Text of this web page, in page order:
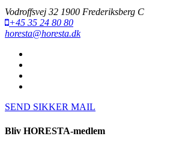
Vodroffsvej 32 1900 Frederiksberg C
+45 35 24 80 80
horesta@horesta.dk
SEND SIKKER MAIL
Bliv HORESTA-medlem